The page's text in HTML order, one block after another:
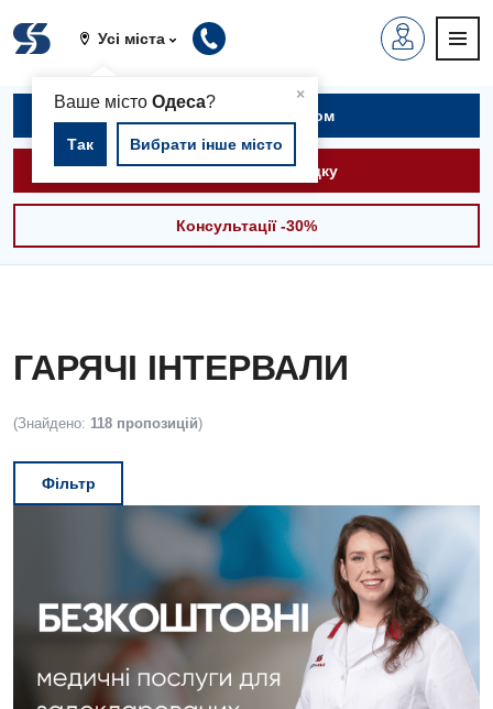
Усі міста
×
Ваше містоОдеса?
Так Вибрати інше місто
Записатися на прийом
Викликати швидку
Консультації -30%
ГАРЯЧІ ІНТЕРВАЛИ
(Знайдено: 118 пропозицій)
Фільтр